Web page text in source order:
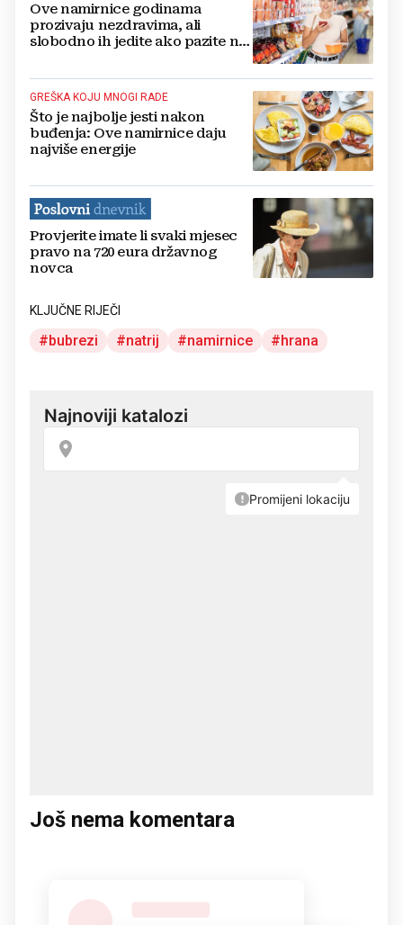
Ove namirnice godinama
prozivaju nezdravima, ali
slobodno ih jedite ako pazite na
GREŠKA KOJU MNOGI RADE
Što je najbolje jesti nakon
buđenja: Ove namirnice daju
najviše energije
Provjerite imate li svaki mjesec
pravo na 720 eura državnog
novca
KLJUČNE RIJEČI
bubrezi natrij namirnice hrana
Još nema komentara